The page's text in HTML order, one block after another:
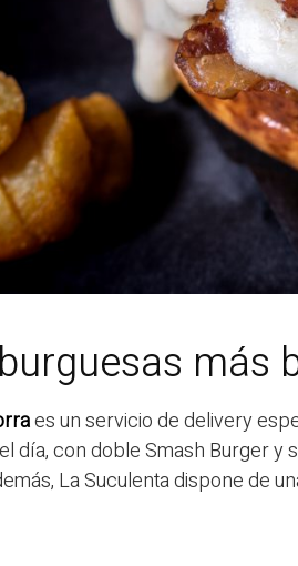
más
es un servicio de delivery
día, con doble Smash Burger y
La Suculenta dispone de